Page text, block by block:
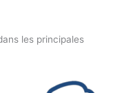
les principales